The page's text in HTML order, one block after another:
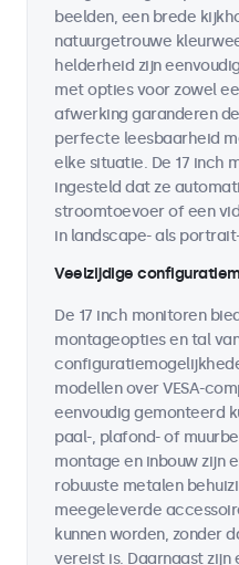
beelden, een brede
natuurgetrouwe
helderheid zijn
met opties voor zowel
afwerking garanderen
perfecte leesbaarheid
elke situatie. De 17 inch
ingesteld dat ze
stroomtoevoer of een
in landscape- als
Veelzijdige
De 17 inch monitoren
montageopties en tal van
modellen over VESA-
eenvoudig gemonteerd
paal-, plafond- of
montage en inbouw zijn
robuuste metalen
meegeleverde
kunnen worden, zonder
vereist is. Daarnaast zijn